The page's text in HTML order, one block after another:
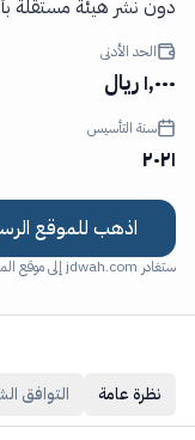
دون نشر هيئة مستقلة
الحد الأدنى
١,٠٠٠ ريال
سنة التأسيس
٢٠٢١
اذهب للموقع
ستغادر jdwah.com إلى موقع المنصة الخارجي
نظرة عامة التوافق